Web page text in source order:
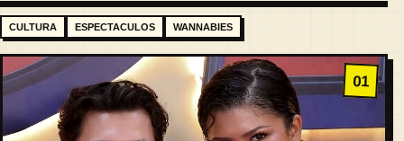
CULTURA ESPECTACULOS WANNABIES
01